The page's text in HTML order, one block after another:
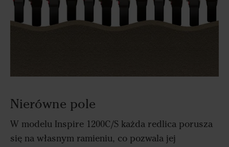
Nierówne pole
W modelu Inspire 1200C/S każda redlica porusza
się na własnym ramieniu, co pozwala jej